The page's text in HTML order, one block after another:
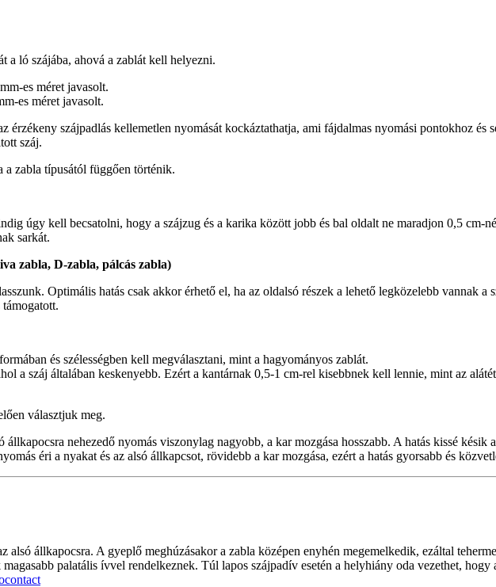
a ló szájába, ahová a zablát kell helyezni.
es méret javasolt.
es méret javasolt.
érzékeny szájpadlás kellemetlen nyomását kockáztathatja, ami fájdalmas nyomási pontokhoz és
száj.
a zabla típusától függően történik.
úgy kell becsatolni, hogy a szájzug és a karika között jobb és bal oldalt ne maradjon 0,5 cm-
sarkát.
zabla, D-zabla, pálcás zabla)
Optimális hatás csak akkor érhető el, ha az oldalsó részek a lehető legközelebb vannak
és szélességben kell megválasztani, mint a hagyományos zablát.
a száj általában keskenyebb. Ezért a kantárnak 0,5-1 cm-rel kisebbnek kell lennie, mint az
választjuk meg.
nehezedő nyomás viszonylag nagyobb, a kar mozgása hosszabb. A hatás kissé késik
éri a nyakat és az alsó állkapcsot, rövidebb a kar mozgása, ezért a hatás gyorsabb és
alsó állkapocsra. A gyeplő meghúzásakor a zabla középen enyhén megemelkedik, ezáltal
palatális ívvel rendelkeznek. Túl lapos szájpadív esetén a helyhiány oda vezethet,